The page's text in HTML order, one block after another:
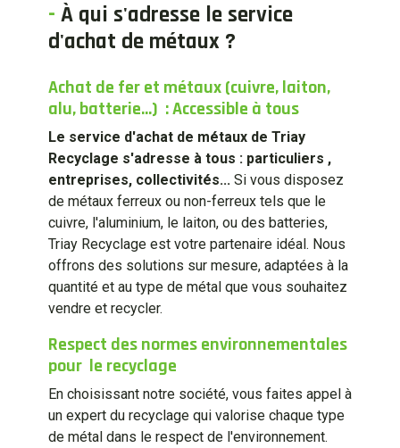
- À qui s'adresse le service
d'achat de métaux ?
Achat de fer et métaux (cuivre, laiton,
alu, batterie...) : Accessible à tous
Le service d'achat de métaux de Triay
Recyclage s'adresse à tous : particuliers ,
entreprises, collectivités... Si vous disposez
de métaux ferreux ou non-ferreux tels que le
cuivre, l'aluminium, le laiton, ou des batteries,
Triay Recyclage est votre partenaire idéal. Nous
offrons des solutions sur mesure, adaptées à la
quantité et au type de métal que vous souhaitez
vendre et recycler.
Respect des normes environnementales
pour le recyclage
En choisissant notre société, vous faites appel à
un expert du recyclage qui valorise chaque type
de métal dans le respect de l'environnement.